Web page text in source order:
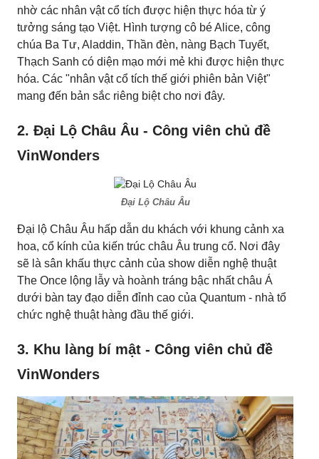
nhờ các nhân vật cổ tích được hiện thực hóa từ ý
tưởng sáng tạo Việt. Hình tượng cô bé Alice, công
chúa Ba Tư, Aladdin, Thần đèn, nàng Bạch Tuyết,
Thạch Sanh có diện mạo mới mẻ khi được hiện thực
hóa. Các "nhân vật cổ tích thế giới phiên bản Việt"
mang đến bản sắc riêng biệt cho nơi đây.
2. Đại Lộ Châu Âu - Công viên chủ đề
VinWonders
Đại Lộ Châu Âu
Đại lộ Châu Âu hấp dẫn du khách với khung cảnh xa
hoa, cổ kính của kiến trúc châu Âu trung cổ. Nơi đây
sẽ là sân khấu thực cảnh của show diễn nghệ thuật
The Once lộng lẫy và hoành tráng bậc nhất châu Á
dưới bàn tay đạo diễn đỉnh cao của Quantum - nhà tổ
chức nghệ thuật hàng đầu thế giới.
3. Khu làng bí mật - Công viên chủ đề
VinWonders